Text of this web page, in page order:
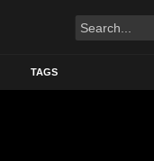
TAGS